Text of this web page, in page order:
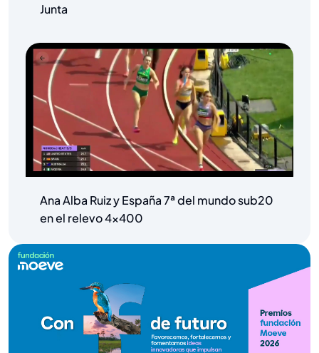
Junta
Ana Alba Ruiz y España 7ª del mundo sub20
en el relevo 4×400